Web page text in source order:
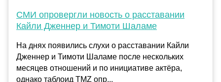
СМИ опровергли новость о расставании
Кайли Дженнер и Тимоти Шаламе
На днях появились слухи о расставании Кайли
Дженнер и Тимоти Шаламе после нескольких
месяцев отношений и по инициативе актёра,
однако таблоид TMZ опр...